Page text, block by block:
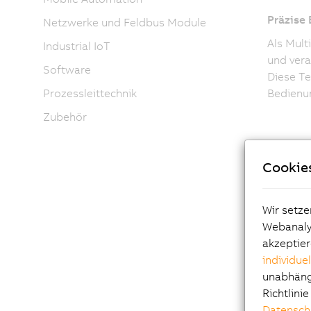
Als
und
Diese
Netzwerke und Feldbus Module
Industrial IoT
Software
Prozessleittechnik
Zubehör
Wir